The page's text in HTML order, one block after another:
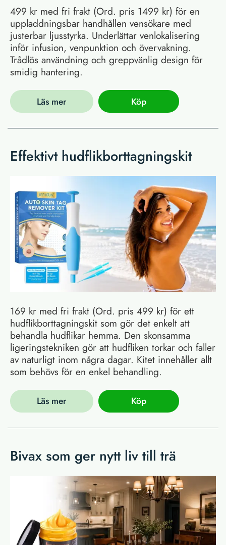
499 kr med fri frakt (Ord. pris 1499 kr) för en
uppladdningsbar handhållen vensökare med
justerbar ljusstyrka. Underlättar venlokalisering
inför infusion, venpunktion och övervakning.
Trådlös användning och greppvänlig design för
smidig hantering.
Läs mer Köp
Effektivt hudflikborttagningskit
169 kr med fri frakt (Ord. pris 499 kr) för ett
hudflikborttagningskit som gör det enkelt att
behandla hudflikar hemma. Den skonsamma
ligeringstekniken gör att hudfliken torkar och faller
av naturligt inom några dagar. Kitet innehåller allt
som behövs för en enkel behandling.
Läs mer Köp
Bivax som ger nytt liv till trä